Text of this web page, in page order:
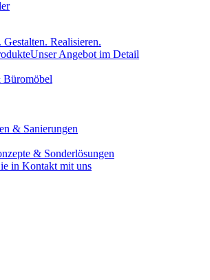
Gestalten. Realisieren.
Unser Angebot im Detail
& Sanierungen
& Sonderlösungen
in Kontakt mit uns